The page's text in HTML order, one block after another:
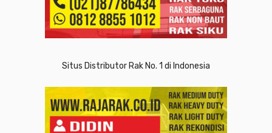
Situs Distributor Rak No. 1 di Indonesia